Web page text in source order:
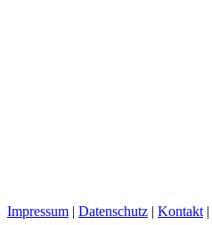
Impressum | Datenschutz | Kontakt |